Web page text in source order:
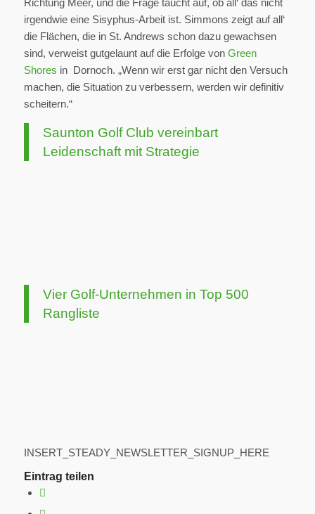
irgendwie eine Sisyphus-Arbeit ist. Simmons zeigt auf all‘
die Flächen, die in St. Andrews schon dazu gewachsen
sind, verweist gutgelaunt auf die Erfolge von Green
Shores in Dornoch. „Wenn wir erst gar nicht den Versuch
machen, die Situation zu verbessern, werden wir definitiv
scheitern.“
Saunton Golf Club vereinbart
Leidenschaft mit Strategie
Vier Golf-Unternehmen in Top 500
Rangliste
INSERT_STEADY_NEWSLETTER_SIGNUP_HERE
Eintrag teilen